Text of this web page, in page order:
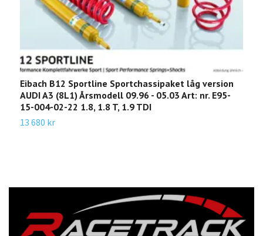
Eibach B12 Sportline Sportchassipaket låg version
AUDI A3 (8L1) Årsmodell 09.96 - 05.03 Art: nr. E95-
15-004-02-22 1.8, 1.8 T, 1.9 TDI
13 680 kr